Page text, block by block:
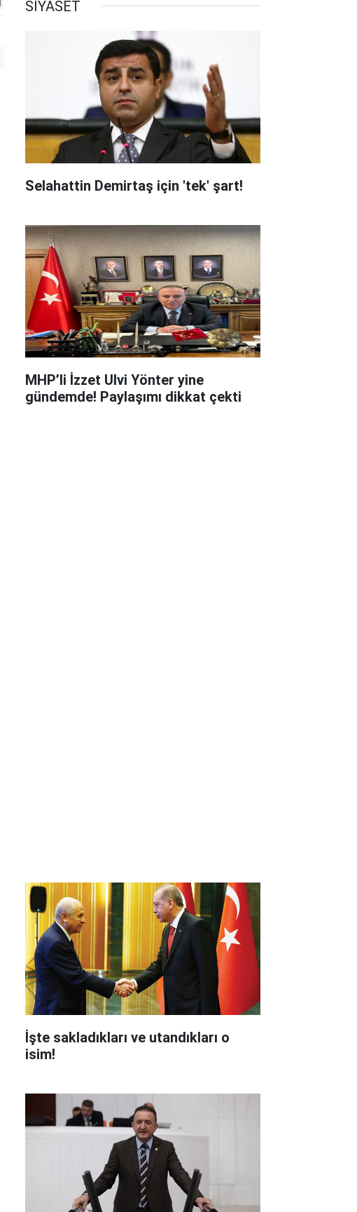
SİYASET
Selahattin Demirtaş için 'tek' şart!
MHP’li İzzet Ulvi Yönter yine
gündemde! Paylaşımı dikkat çekti
İşte sakladıkları ve utandıkları o
isim!